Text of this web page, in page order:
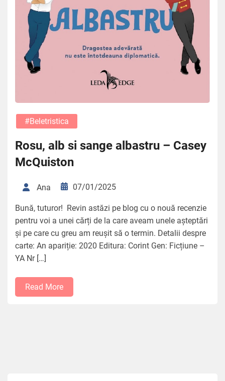
#beletristica
Rosu, alb si sange albastru – Casey
McQuiston
Ana 07/01/2025
Bună, tuturor! Revin astăzi pe blog cu o nouă recenzie
pentru voi a unei cărți de la care aveam unele așteptări
și pe care cu greu am reușit să o termin. Detalii despre
carte: An apariție: 2020 Editura: Corint Gen: Ficțiune –
YA Nr […]
Read More